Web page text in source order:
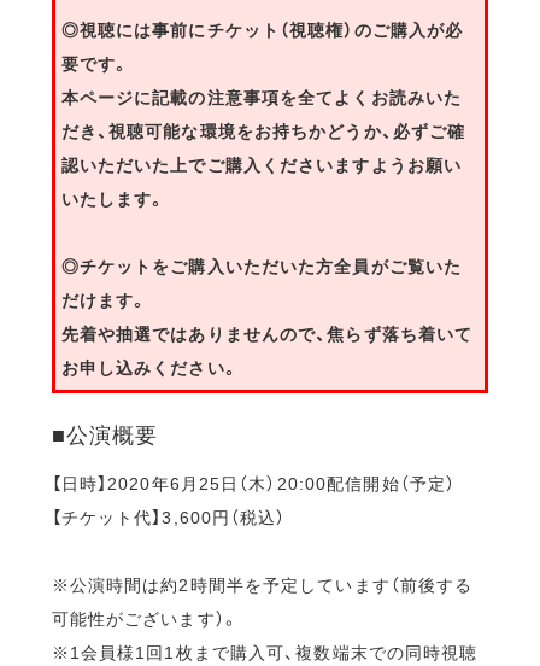
◎視聴には事前にチケット（視聴権）のご購入が必
要です。
本ページに記載の注意事項を全てよくお読みいた
だき、視聴可能な環境をお持ちかどうか、必ずご確
認いただいた上でご購入くださいますようお願い
いたします。
◎チケットをご購入いただいた方全員がご覧いた
だけます。
先着や抽選ではありませんので、焦らず落ち着いて
お申し込みください。
■公演概要
【日時】2020年6月25日（木）20:00配信開始（予定）
【チケット代】3,600円（税込）
※公演時間は約2時間半を予定しています（前後する
可能性がございます）。
※1会員様1回1枚まで購入可、複数端末での同時視聴